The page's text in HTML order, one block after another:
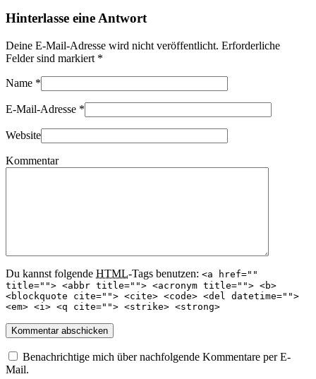
Hinterlasse eine Antwort
Deine E-Mail-Adresse wird nicht veröffentlicht. Erforderliche
Felder sind markiert *
Name *
E-Mail-Adresse *
Website
Kommentar
Du kannst folgende HTML-Tags benutzen: <a href=""
title=""> <abbr title=""> <acronym title=""> <b>
<blockquote cite=""> <cite> <code> <del datetime="">
<em> <i> <q cite=""> <strike> <strong>
Benachrichtige mich über nachfolgende Kommentare per E-
Mail.